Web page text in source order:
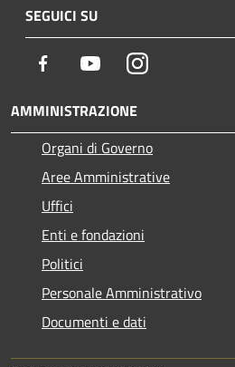
SEGUICI SU
Facebook YoutubeInstagram
AMMINISTRAZIONE
Organi di Governo
Aree Amministrative
Uffici
Enti e fondazioni
Politici
Personale Amministrativo
Documenti e dati